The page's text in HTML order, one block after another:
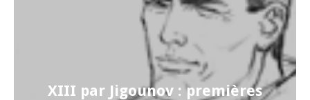
XIII par Jigounov : premières